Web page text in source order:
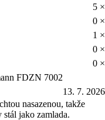
5 ×
0 ×
1 ×
0 ×
0 ×
FDZN 7002
13. 7. 2026
nasazenou, takže
jako zamlada.